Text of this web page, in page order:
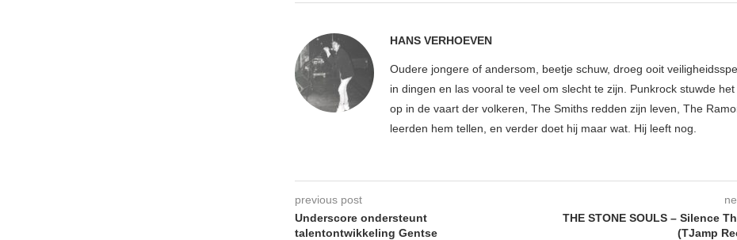
HANS VERHOEVEN
Oudere jongere of andersom, beetje schuw, droeg ooit
in dingen en las vooral te veel om slecht te zijn. Punkrock stuwde het
op in de vaart der volkeren, The Smiths redden zijn leven, The
leerden hem tellen, en verder doet hij maar wat. Hij leeft nog.
previous post
Underscore ondersteunt
talentontwikkeling Gentse
THE STONE SOULS – Silence
(TJamp